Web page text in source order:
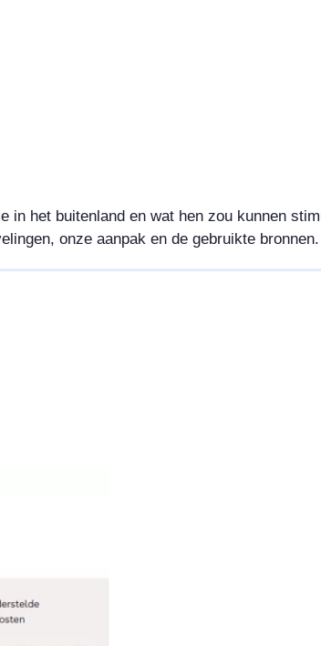
het buitenland en wat hen zou kunnen
onze aanpak en de gebruikte bronnen.